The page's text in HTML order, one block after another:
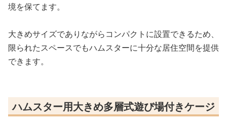
境を保てます。
大きめサイズでありながらコンパクトに設置できるため、
限られたスペースでもハムスターに十分な居住空間を提供
できます。
ハムスター用大きめ多層式遊び場付きケージ